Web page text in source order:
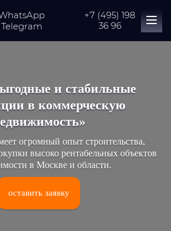
+7 (495) 198
36 96
и стабильные
в коммерческую
огромный опыт строительства,
высоко рентабельных объектов
в Москве и области.
оставить заявку